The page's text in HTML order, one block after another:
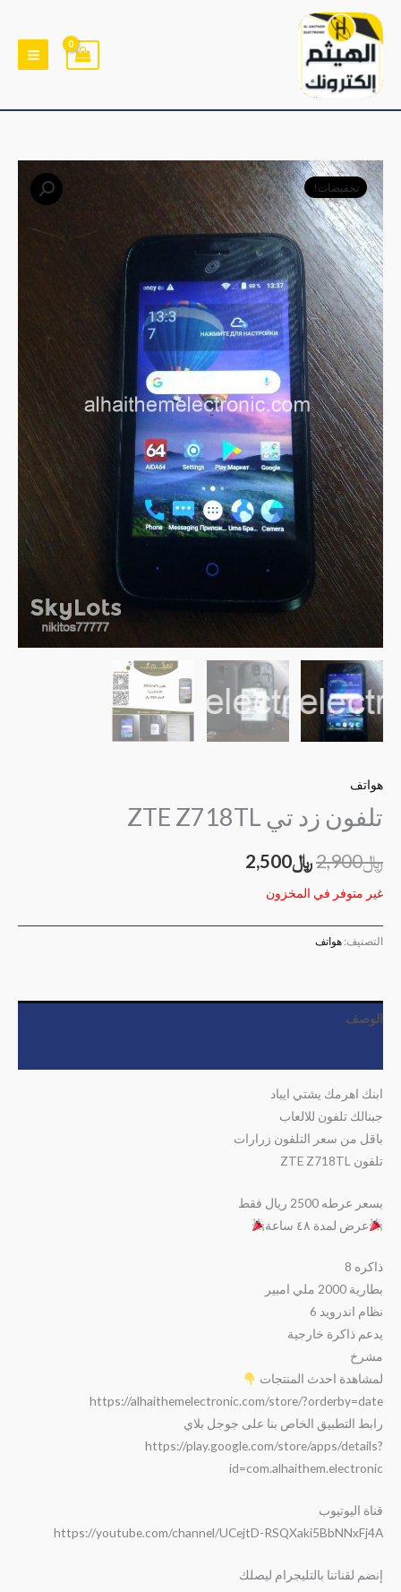
تخطي
المحتوى
تخفيضات!
هواتف
تلفون زد تي ZTE Z718TL
﷼2,900
السعر
الأصلي
هو:
﷼2,900.
﷼2,500
السعر
الحالي
هو:
﷼2,500.
غير متوفر في المخزون
التصنيف: هواتف
الوصف
ابنك اهرمك يشتي ايباد
جبنالك تلفون للالعاب
باقل من سعر التلفون زرارات
تلفون ZTE Z718TL
بسعر عرطه 2500 ريال فقط
عرض لمدة ٤٨ ساعة
ذاكره 8
بطارية 2000 ملي امبير
نظام اندرويد 6
يدعم ذاكرة خارجية
مشرخ
لمشاهدة احدث المنتجات
https://alhaithemelectronic.com/store/?orderby=date
رابط التطبيق الخاص بنا على جوجل بلاي
https://play.google.com/store/apps/details?
id=com.alhaithem.electronic
قناة اليوتيوب
https://youtube.com/channel/UCejtD-RSQXaki5BbNNxFj4A
إنضم لقناتنا بالتليجرام ليصلك